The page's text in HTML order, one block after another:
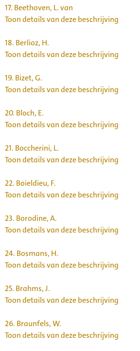
17. Beethoven, L. van
Toon details van deze beschrijving
18. Berlioz, H.
Toon details van deze beschrijving
19. Bizet, G.
Toon details van deze beschrijving
20. Bloch, E.
Toon details van deze beschrijving
21. Boccherini, L.
Toon details van deze beschrijving
22. Boieldieu, F.
Toon details van deze beschrijving
23. Borodine, A.
Toon details van deze beschrijving
24. Bosmans, H.
Toon details van deze beschrijving
25. Brahms, J.
Toon details van deze beschrijving
26. Braunfels, W.
Toon details van deze beschrijving